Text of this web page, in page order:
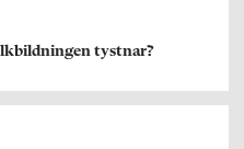
tystnar?